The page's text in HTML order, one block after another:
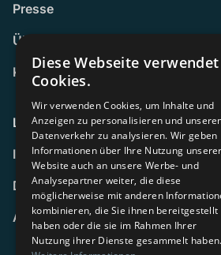
Presse
Über uns
Karriere Wir stellen ein!
LINKS
Impressum
Datenschutz
AGB
Diese Webseite verwendet
Cookies.
Wir verwenden Cookies, um Inhalte und
Anzeigen zu personalisieren und
Datenverkehr zu analysieren. Wir geben
Informationen über Ihre Nutzung unserer
Website auch an unsere Werbe- und
Analysepartner weiter, die diese
möglicherweise mit anderen
kombinieren, die Sie ihnen bereitgestellt
haben oder die sie im Rahmen Ihrer
Nutzung ihrer Dienste gesammelt haben.